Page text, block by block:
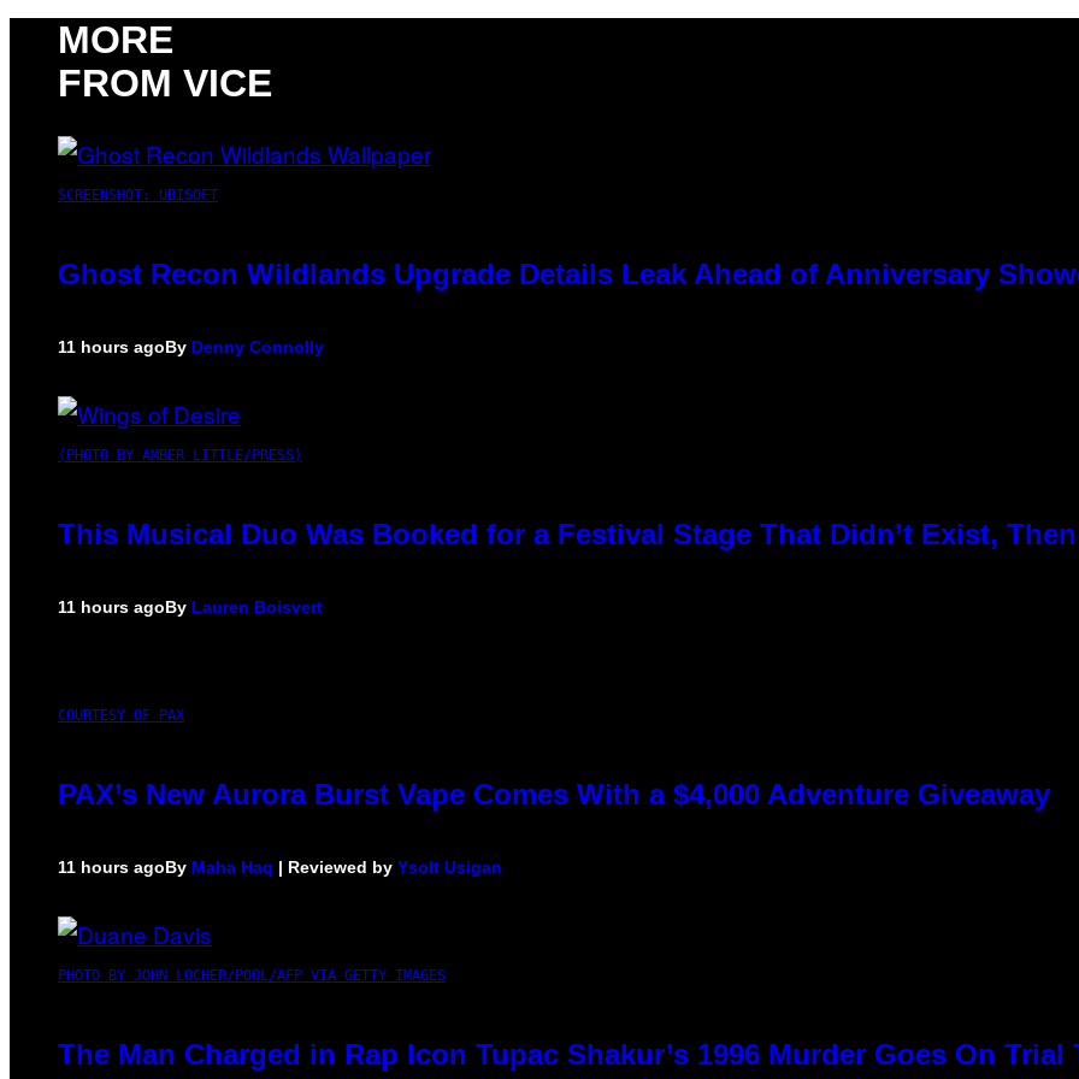
MORE
FROM VICE
SCREENSHOT: UBISOFT
Ghost Recon Wildlands Upgrade Details Leak Ahead of Anniversary
11 hours agoBy Denny Connolly
(PHOTO BY AMBER LITTLE/PRESS)
This Musical Duo Was Booked for a Festival Stage That Didn’t Exist,
11 hours agoBy Lauren Boisvert
COURTESY OF PAX
PAX’s New Aurora Burst Vape Comes With a $4,000 Adventure Giveaway
11 hours agoBy Maha Haq | Reviewed by Ysolt Usigan
PHOTO BY JOHN LOCHER/POOL/AFP VIA GETTY IMAGES
The Man Charged in Rap Icon Tupac Shakur’s 1996 Murder Goes On